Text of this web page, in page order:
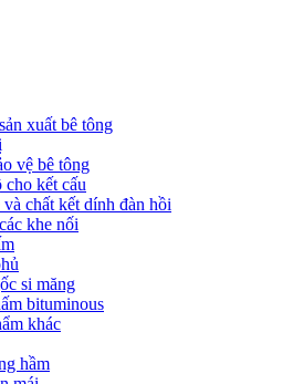
xuất bê tông
vệ bê tông
kết cấu
chất kết dính đàn hồi
khe nối
si măng
bituminous
khác
hầm